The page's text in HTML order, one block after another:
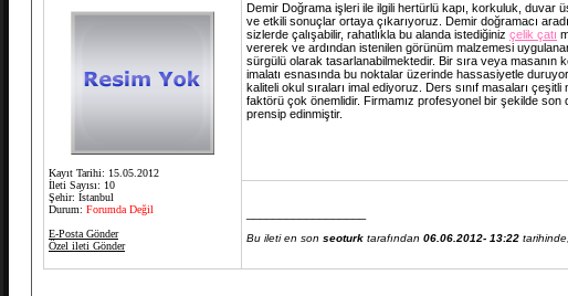
Kayıt Tarihi: 15.05.2012
İleti Sayısı: 10
Şehir: İstanbul
Durum: Forumda Değil
E-Posta Gönder
Özel ileti Gönder
Demir Doğrama işleri ile ilgili hertürlü kapı, korkuluk, duvar
ve etkili sonuçlar ortaya çıkarıyoruz. Demir doğramacı
sizlerde çalışabilir, rahatlıkla bu alanda istediğiniz çelik çatı
vererek ve ardından istenilen görünüm malzemesi
sürgülü olarak tasarlanabilmektedir. Bir sıra veya masanın
imalatı esnasında bu noktalar üzerinde hassasiyetle
kaliteli okul sıraları imal ediyoruz. Ders sınıf masaları çeşitli
faktörü çok önemlidir. Firmamız profesyonel bir şekilde son
prensip edinmiştir.
Bu ileti en son seoturk tarafından 06.06.2012- 13:22